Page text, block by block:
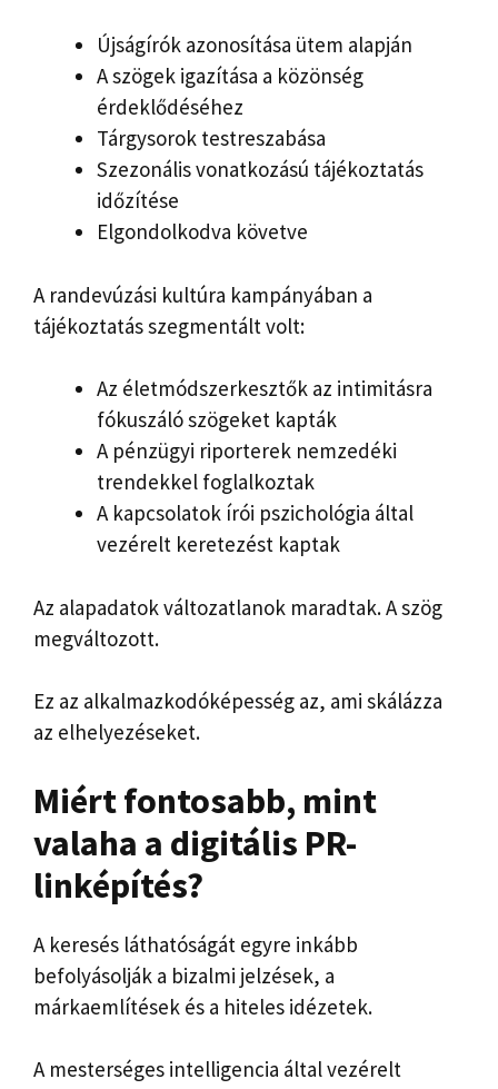
Újságírók azonosítása ütem alapján
A szögek igazítása a közönség
érdeklődéséhez
Tárgysorok testreszabása
Szezonális vonatkozású tájékoztatás
időzítése
Elgondolkodva követve
A randevúzási kultúra kampányában a
tájékoztatás szegmentált volt:
Az életmódszerkesztők az intimitásra
fókuszáló szögeket kapták
A pénzügyi riporterek nemzedéki
trendekkel foglalkoztak
A kapcsolatok írói pszichológia által
vezérelt keretezést kaptak
Az alapadatok változatlanok maradtak. A szög
megváltozott.
Ez az alkalmazkodóképesség az, ami skálázza
az elhelyezéseket.
Miért fontosabb, mint
valaha a digitális PR-
linképítés?
A keresés láthatóságát egyre inkább
befolyásolják a bizalmi jelzések, a
márkaemlítések és a hiteles idézetek.
A mesterséges intelligencia által vezérelt